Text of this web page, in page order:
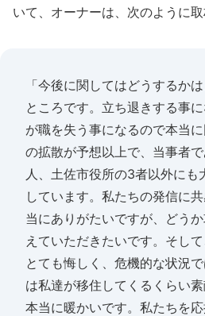
いて、オーナーは、次のように取
「今後に関してはどうするか
ところです。立ち退きする事
が職を失う事になるので本当
の拡散が予想以上で、当事者
人、土佐市役所の3者以外にも
しています。私たちの発信に
当にありがたいですが、どう
えていただきたいです。そし
とても悔しく、危機的な状況
は私達が移住してくるくらい
本当に暖かいです。私たちを